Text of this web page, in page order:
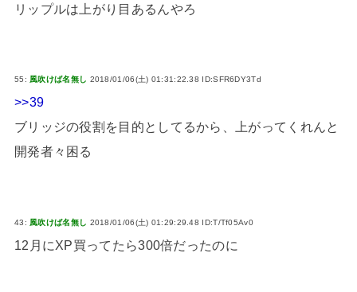
リップルは上がり目あるんやろ
55:風吹けば名無し 2018/01/06(土) 01:31:22.38 ID:SFR6DY3Td
>>39
ブリッジの役割を目的としてるから、上がってくれんと
開発者々困る
43: 風吹けば名無し 2018/01/06(土) 01:29:29.48 ID:T/Tf05Av0
12月にXP買ってたら300倍だったのに